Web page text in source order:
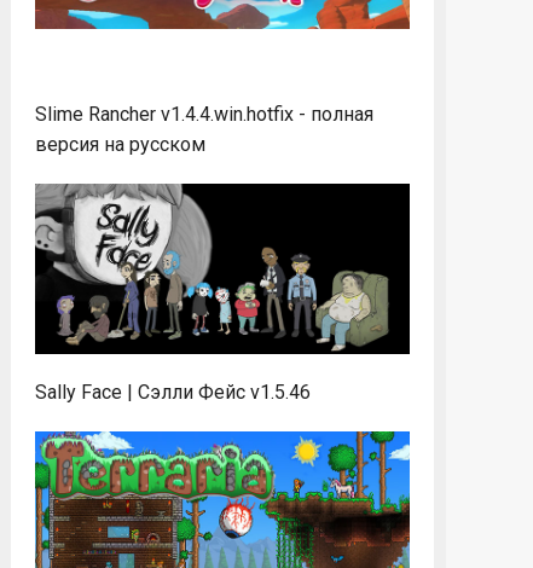
Slime Rancher v1.4.4.win.hotfix - полная
версия на русском
Sally Face | Сэлли Фейс v1.5.46